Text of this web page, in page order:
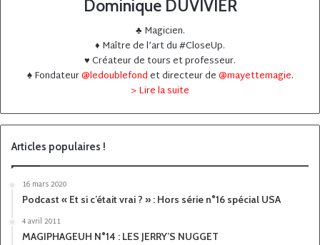
Dominique DUVIVIER
♣️ Magicien.
♦️ Maître de l’art du #CloseUp.
♥️ Créateur de tours et professeur.
♠️ Fondateur@ledoublefondet directeur de@mayettemagie.
> Lire la suite
Articles populaires !
16 mars 2020
Podcast « Et si c’était vrai ? » : Hors série n°16 spécial USA
4 avril 2011
MAGIPHAGEUH N°14 : LES JERRY’S NUGGET